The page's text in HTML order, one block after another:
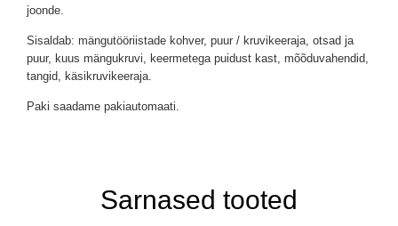
joonde.
Sisaldab: mängutööriistade kohver, puur / kruvikeeraja, otsad ja
puur, kuus mängukruvi, keermetega puidust kast, mõõduvahendid,
tangid, käsikruvikeeraja.
Paki saadame pakiautomaati.
Sarnased tooted